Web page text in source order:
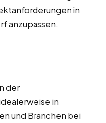
in
anzupassen.
der
in
und Branchen bei